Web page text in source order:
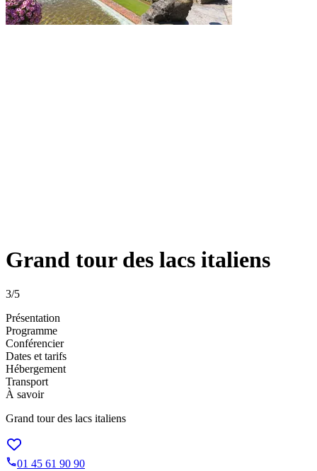
Grand tour des lacs italiens
3/5
Présentation
Programme
Conférencier
Dates et tarifs
Hébergement
Transport
À savoir
Grand tour des lacs italiens
01 45 61 90 90